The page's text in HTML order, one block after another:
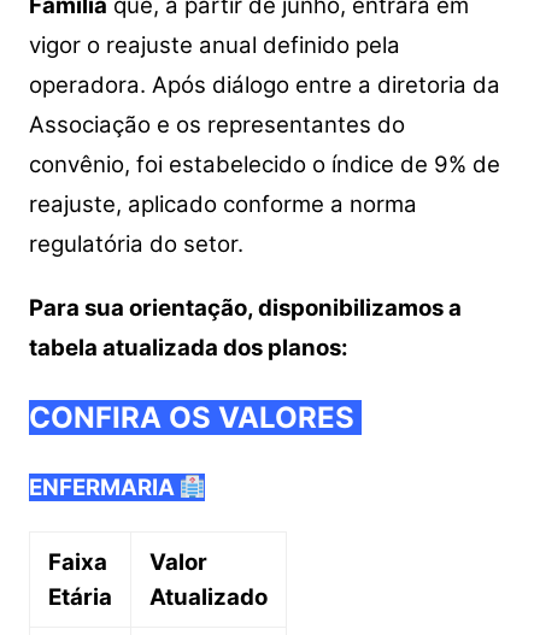
vigor o reajuste anual definido pela
operadora. Após diálogo entre a diretoria da
Associação e os representantes do
convênio, foi estabelecido o índice de 9% de
reajuste, aplicado conforme a norma
regulatória do setor.
Para sua orientação, disponibilizamos a
tabela atualizada dos planos:
CONFIRA OS VALORES
ENFERMARIA
Faixa
Etária
Valor
Atualizado